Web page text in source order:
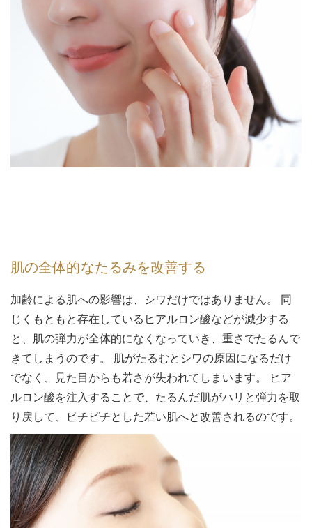
肌の全体的なたるみを改善する
加齢による肌への影響は、シワだけではありません。 同
じくもともと存在しているヒアルロン酸などが減少する
と、肌の弾力が全体的になくなっていき、重さでたるんで
きてしまうのです。 肌がたるむとシワの原因になるだけ
でなく、見た目からも若さが失われてしまいます。 ヒア
ルロン酸を注入することで、たるんだ肌がハリと弾力を取
り戻して、ピチピチとした若い肌へと改善されるのです。